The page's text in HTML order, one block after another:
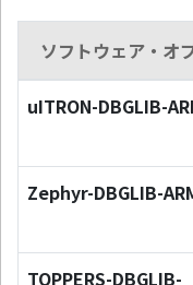
ソフトウェア・オ
uITRON-DBGLIB-
Zephyr-DBGLIB-
TOPPERS-DBGLIB-